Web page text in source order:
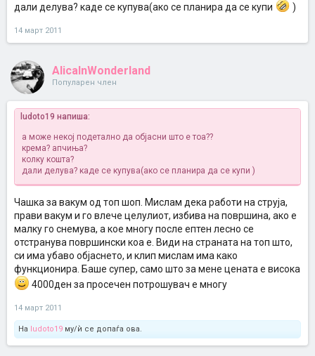
дали делува? каде се купува(ако се планира да се купи
)
14 март 2011
AlicaInWonderland
Популарен член
ludoto19 напиша:
а може некој подетално да објасни што е тоа??
крема? апчиња?
колку кошта?
дали делува? каде се купува(ако се планира да се купи )
Чашка за вакум од топ шоп. Мислам дека работи на струја,
прави вакум и го влече целулиот, избива на површина, ако е
малку го снемува, а кое многу после ептен лесно се
отстранува површински коа е. Види на страната на топ што,
си има убаво објаснето, и клип мислам има како
функционира. Баше супер, само што за мене цената е висока
4000ден за просечен потрошувач е многу
14 март 2011
На ludoto19 му/ѝ се допаѓа ова.